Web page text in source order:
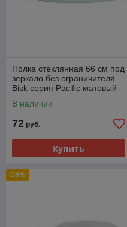
Полка стеклянная 66 см под
зеркало без ограничителя
Bisk серия Pacific матовый
В наличии
72 руб.
Купить
-15%